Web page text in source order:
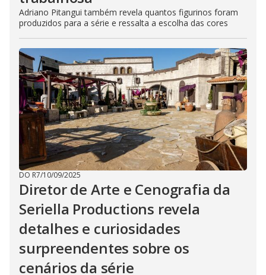
Adriano Pitangui também revela quantos figurinos foram
produzidos para a série e ressalta a escolha das cores
DO R7/10/09/2025
Diretor de Arte e Cenografia da
Seriella Productions revela
detalhes e curiosidades
surpreendentes sobre os
cenários da série